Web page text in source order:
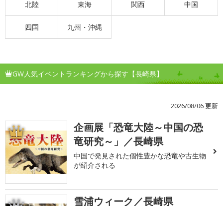
北陸 東海 関西 中国
四国 九州・沖縄
GW人気イベントランキングから探す【長崎県】
2026/08/06 更新
1
企画展「恐竜大陸～中国の恐
竜研究～」／長崎県
中国で発見された個性豊かな恐竜や古生物
が紹介される
雪浦ウィーク／長崎県